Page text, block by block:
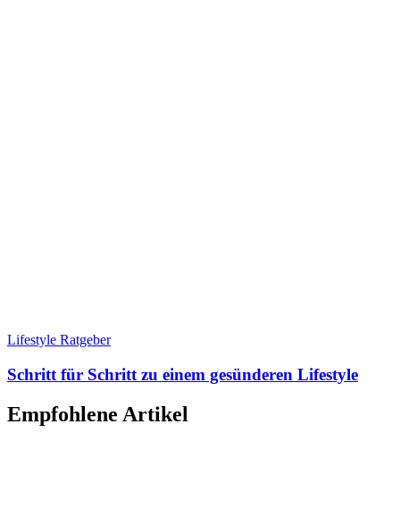
Lifestyle Ratgeber
Schritt für Schritt zu einem gesünderen Lifestyle
Empfohlene Artikel